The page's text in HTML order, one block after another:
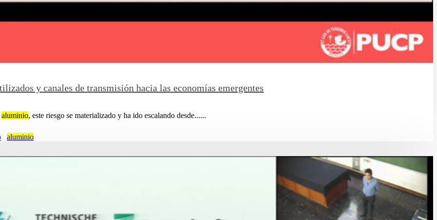
y canales de transmisión hacia las economías emergentes
aluminio, este riesgo se materializado y ha ido escalando desde......
aluminio